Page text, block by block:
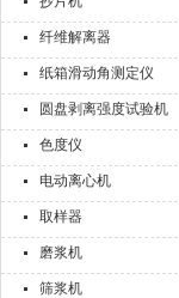
纤维解离器
纸箱滑动角测定仪
圆盘剥离强度试验机
色度仪
电动离心机
取样器
磨浆机
筛浆机